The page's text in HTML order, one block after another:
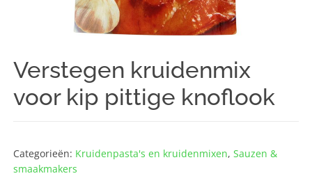
Verstegen kruidenmix
voor kip pittige knoflook
Categorieën: Kruidenpasta's en kruidenmixen,Sauzen &
smaakmakers